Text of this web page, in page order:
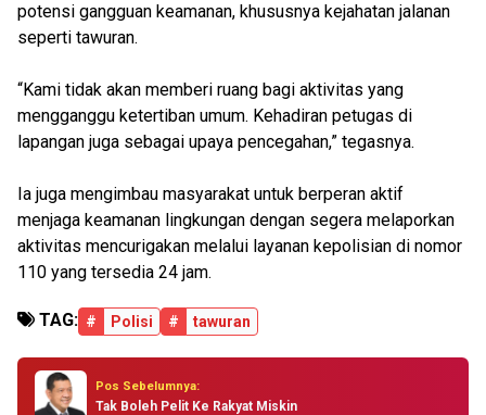
potensi gangguan keamanan, khususnya kejahatan jalanan
seperti tawuran.
“Kami tidak akan memberi ruang bagi aktivitas yang
mengganggu ketertiban umum. Kehadiran petugas di
lapangan juga sebagai upaya pencegahan,” tegasnya.
Ia juga mengimbau masyarakat untuk berperan aktif
menjaga keamanan lingkungan dengan segera melaporkan
aktivitas mencurigakan melalui layanan kepolisian di nomor
110 yang tersedia 24 jam.
TAG: # Polisi # tawuran
Pos Sebelumnya:
Tak Boleh Pelit Ke Rakyat Miskin